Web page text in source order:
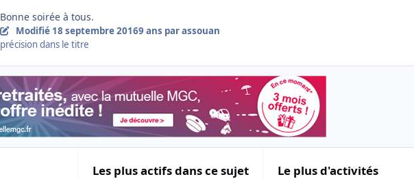
Bonne soirée à tous.
Modifié 18 septembre 20169 ans par assouan
précision dans le titre
Les plus actifs dans ce sujet Le plus d'activités